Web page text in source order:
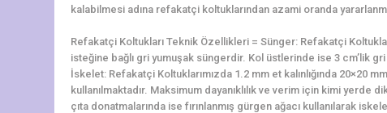
kalabilmesi adına refakatçi koltuklarından azami oranda
Refakatçi Koltukları Teknik Özellikleri = Sünger: Refakatçi
isteğine bağlı gri yumuşak süngerdir. Kol üstlerinde ise 3 cm’lik
İskelet: Refakatçi Koltuklarımızda 1.2 mm et kalınlığında 20×20
kullanılmaktadır. Maksimum dayanıklılık ve verim için kimi yerde
çıta donatmalarında ise fırınlanmış gürgen ağacı kullanılarak